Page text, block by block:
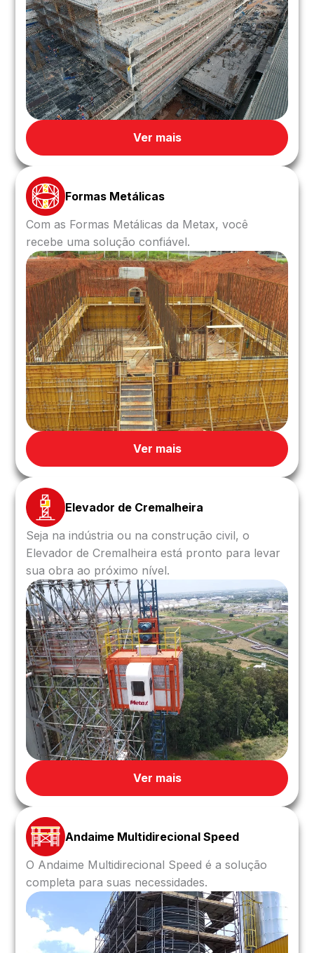
Ver mais
Formas Metálicas
Com as Formas Metálicas da Metax, você
recebe uma solução confiável.
Ver mais
Elevador de Cremalheira
Seja na indústria ou na construção civil, o
Elevador de Cremalheira está pronto para levar
sua obra ao próximo nível.
Ver mais
Andaime Multidirecional Speed
O Andaime Multidirecional Speed é a solução
completa para suas necessidades.